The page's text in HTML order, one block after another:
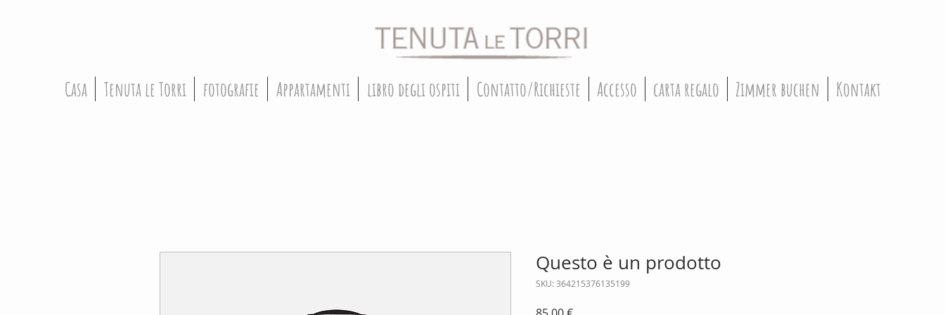
Casa Tenuta le Torri fotografie Appartamenti libro degli ospiti Contatto/Richieste Accesso carta regalo Zimmer buchen Kontakt
Questo è un prodotto
SKU: 364215376135199